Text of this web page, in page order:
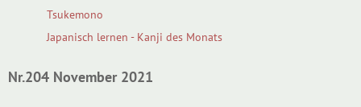
Tsukemono
Japanisch lernen - Kanji des Monats
Nr.204 November 2021